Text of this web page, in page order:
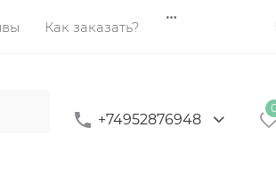
Как заказать?
+74952876948